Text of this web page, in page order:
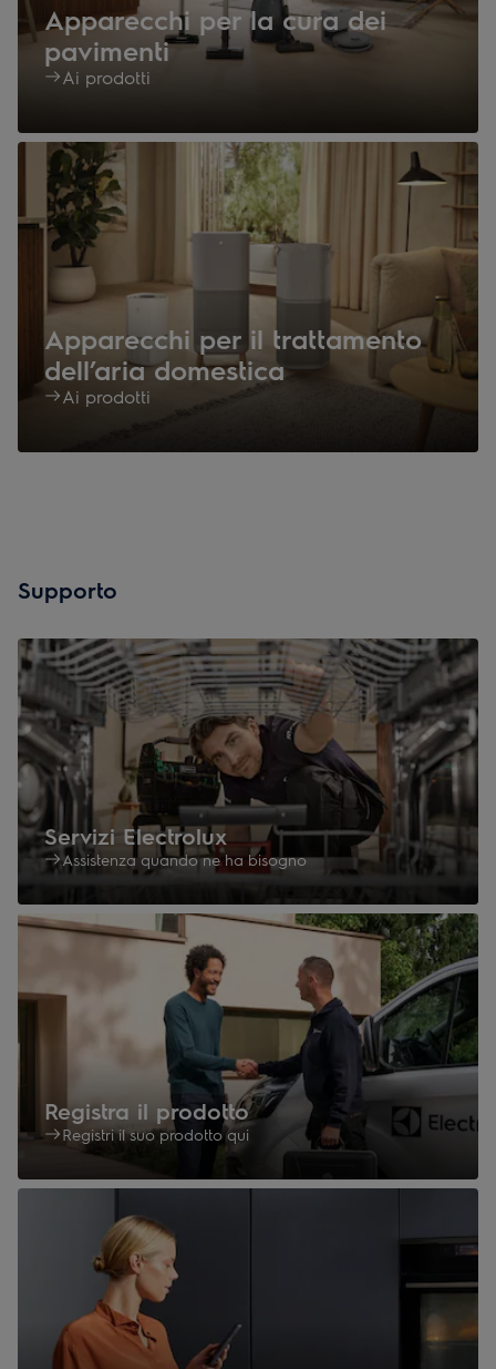
Apparecchi per la cura dei
pavimenti
Ai prodotti
Apparecchi per il trattamento
dell’aria domestica
Ai prodotti
Supporto
Servizi Electrolux
Assistenza quando ne ha bisogno
Registra il prodotto
Registri il suo prodotto qui